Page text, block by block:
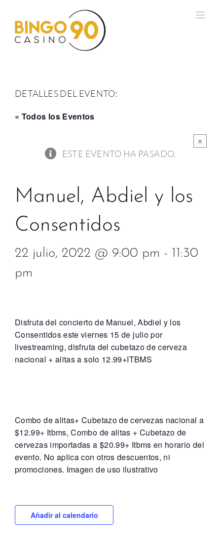
contenido
DETALLES DEL EVENTO:
« Todos los Eventos
×
ESTE EVENTO HA PASADO.
Manuel, Abdiel y los
Consentidos
22 julio, 2022 @ 9:00 pm - 11:30
pm
Disfruta del concierto de Manuel, Abdiel y los
Consentidos este viernes 15 de julio por
livestreaming, disfruta del cubetazo de cerveza
nacional + alitas a solo 12.99+ITBMS
Combo de alitas+ Cubetazo de cervezas nacional a
$12.99+ Itbms, Combo de alitas + Cubetazo de
cervezas importadas a $20.99+ Itbms en horario del
evento. No aplica con otros descuentos, ni
promociones. Imagen de uso ilustrativo
Añadir al calendario